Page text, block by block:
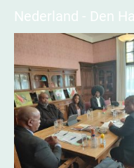
Nederland - Den